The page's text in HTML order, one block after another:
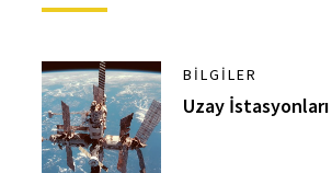
BILGILER
Uzay İstasyonları